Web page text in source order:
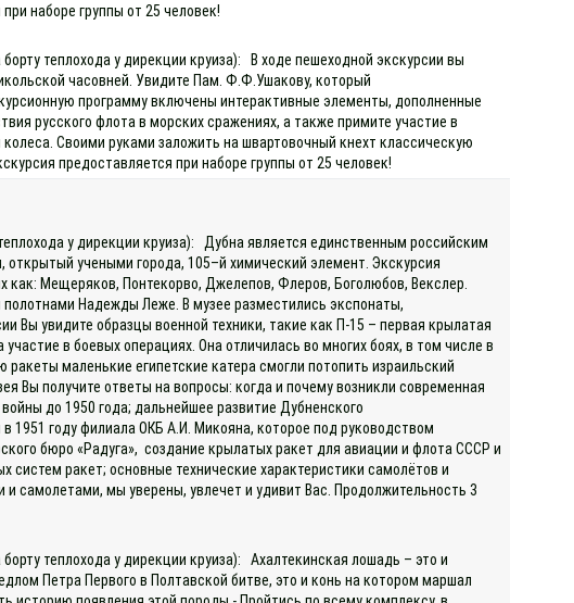
наборе группы от 25 человек!
теплохода у дирекции круиза): В ходе пешеходной экскурсии вы
часовней. Увидите Пам. Ф.Ф.Ушакову, который
программу включены интерактивные элементы, дополненные
русского флота в морских сражениях, а также примите участие в
Своими руками заложить на швартовочный кнехт классическую
предоставляется при наборе группы от 25 человек!
у дирекции круиза): Дубна является единственным российским
учеными города, 105–й химический элемент. Экскурсия
как: Мещеряков, Понтекорво, Джелепов, Флеров, Боголюбов, Векслер.
Надежды Леже. В музее разместились экспонаты,
увидите образцы военной техники, такие как П-15 – первая крылатая
в боевых операциях. Она отличилась во многих боях, в том числе в
маленькие египетские катера смогли потопить израильский
Вы получите ответы на вопросы: когда и почему возникли современная
до 1950 года; дальнейшее развитие Дубненского
1951 году филиала ОКБ А.И. Микояна, которое под руководством
бюро «Радуга», создание крылатых ракет для авиации и флота СССР и
ракет; основные технические характеристики самолётов и
самолетами, мы уверены, увлечет и удивит Вас. Продолжительность 3
теплохода у дирекции круиза): Ахалтекинская лошадь – это и
Петра Первого в Полтавской битве, это и конь на котором маршал